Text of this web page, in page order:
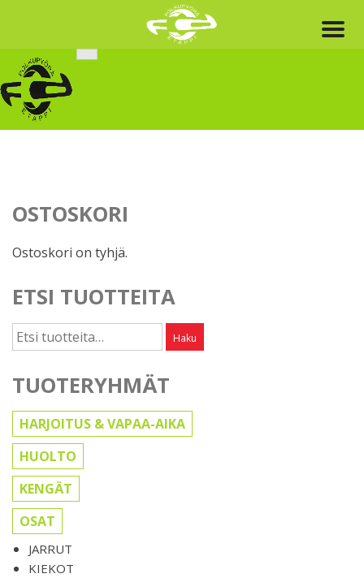
content
OSTOSKORI
Ostoskori on tyhjä.
ETSI TUOTTEITA
Etsi: Haku
TUOTERYHMÄT
HARJOITUS & VAPAA-AIKA
HUOLTO
KENGÄT
OSAT
JARRUT
KIEKOT